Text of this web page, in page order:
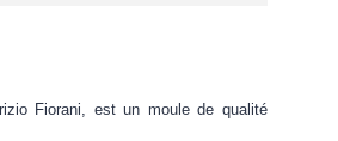
Fiorani, est un moule de qualité